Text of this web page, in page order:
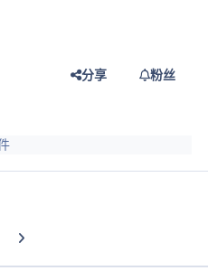
分享 粉丝
轮播幻灯片
下一张轮播幻灯片